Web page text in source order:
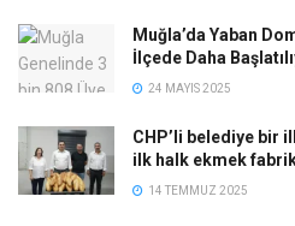
Muğla’da Yaban
İlçede Daha
24 MAYIS 2025
CHP’li belediye bir
ilk halk ekmek
14 TEMMUZ 2025